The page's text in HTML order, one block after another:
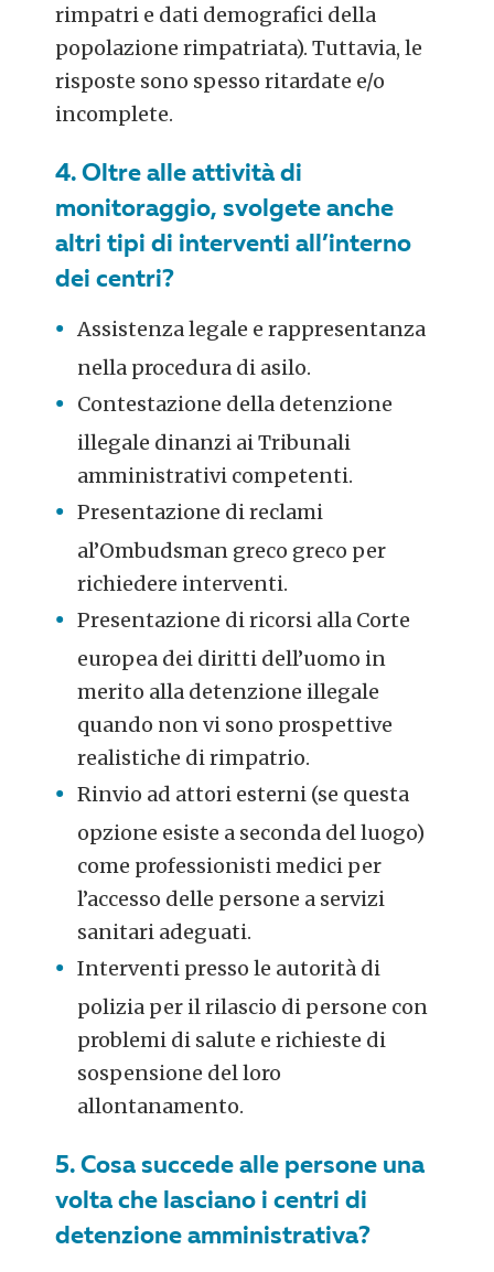
rimpatri e dati demografici della
popolazione rimpatriata). Tuttavia, le
risposte sono spesso ritardate e/o
incomplete.
4. Oltre alle attività di
monitoraggio, svolgete anche
altri tipi di interventi all’interno
dei centri?
Assistenza legale e rappresentanza
nella procedura di asilo.
Contestazione della detenzione
illegale dinanzi ai Tribunali
amministrativi competenti.
Presentazione di reclami
al’Ombudsman greco greco per
richiedere interventi.
Presentazione di ricorsi alla Corte
europea dei diritti dell’uomo in
merito alla detenzione illegale
quando non vi sono prospettive
realistiche di rimpatrio.
Rinvio ad attori esterni (se questa
opzione esiste a seconda del luogo)
come professionisti medici per
l’accesso delle persone a servizi
sanitari adeguati.
Interventi presso le autorità di
polizia per il rilascio di persone con
problemi di salute e richieste di
sospensione del loro
allontanamento.
5. Cosa succede alle persone una
volta che lasciano i centri di
detenzione amministrativa?